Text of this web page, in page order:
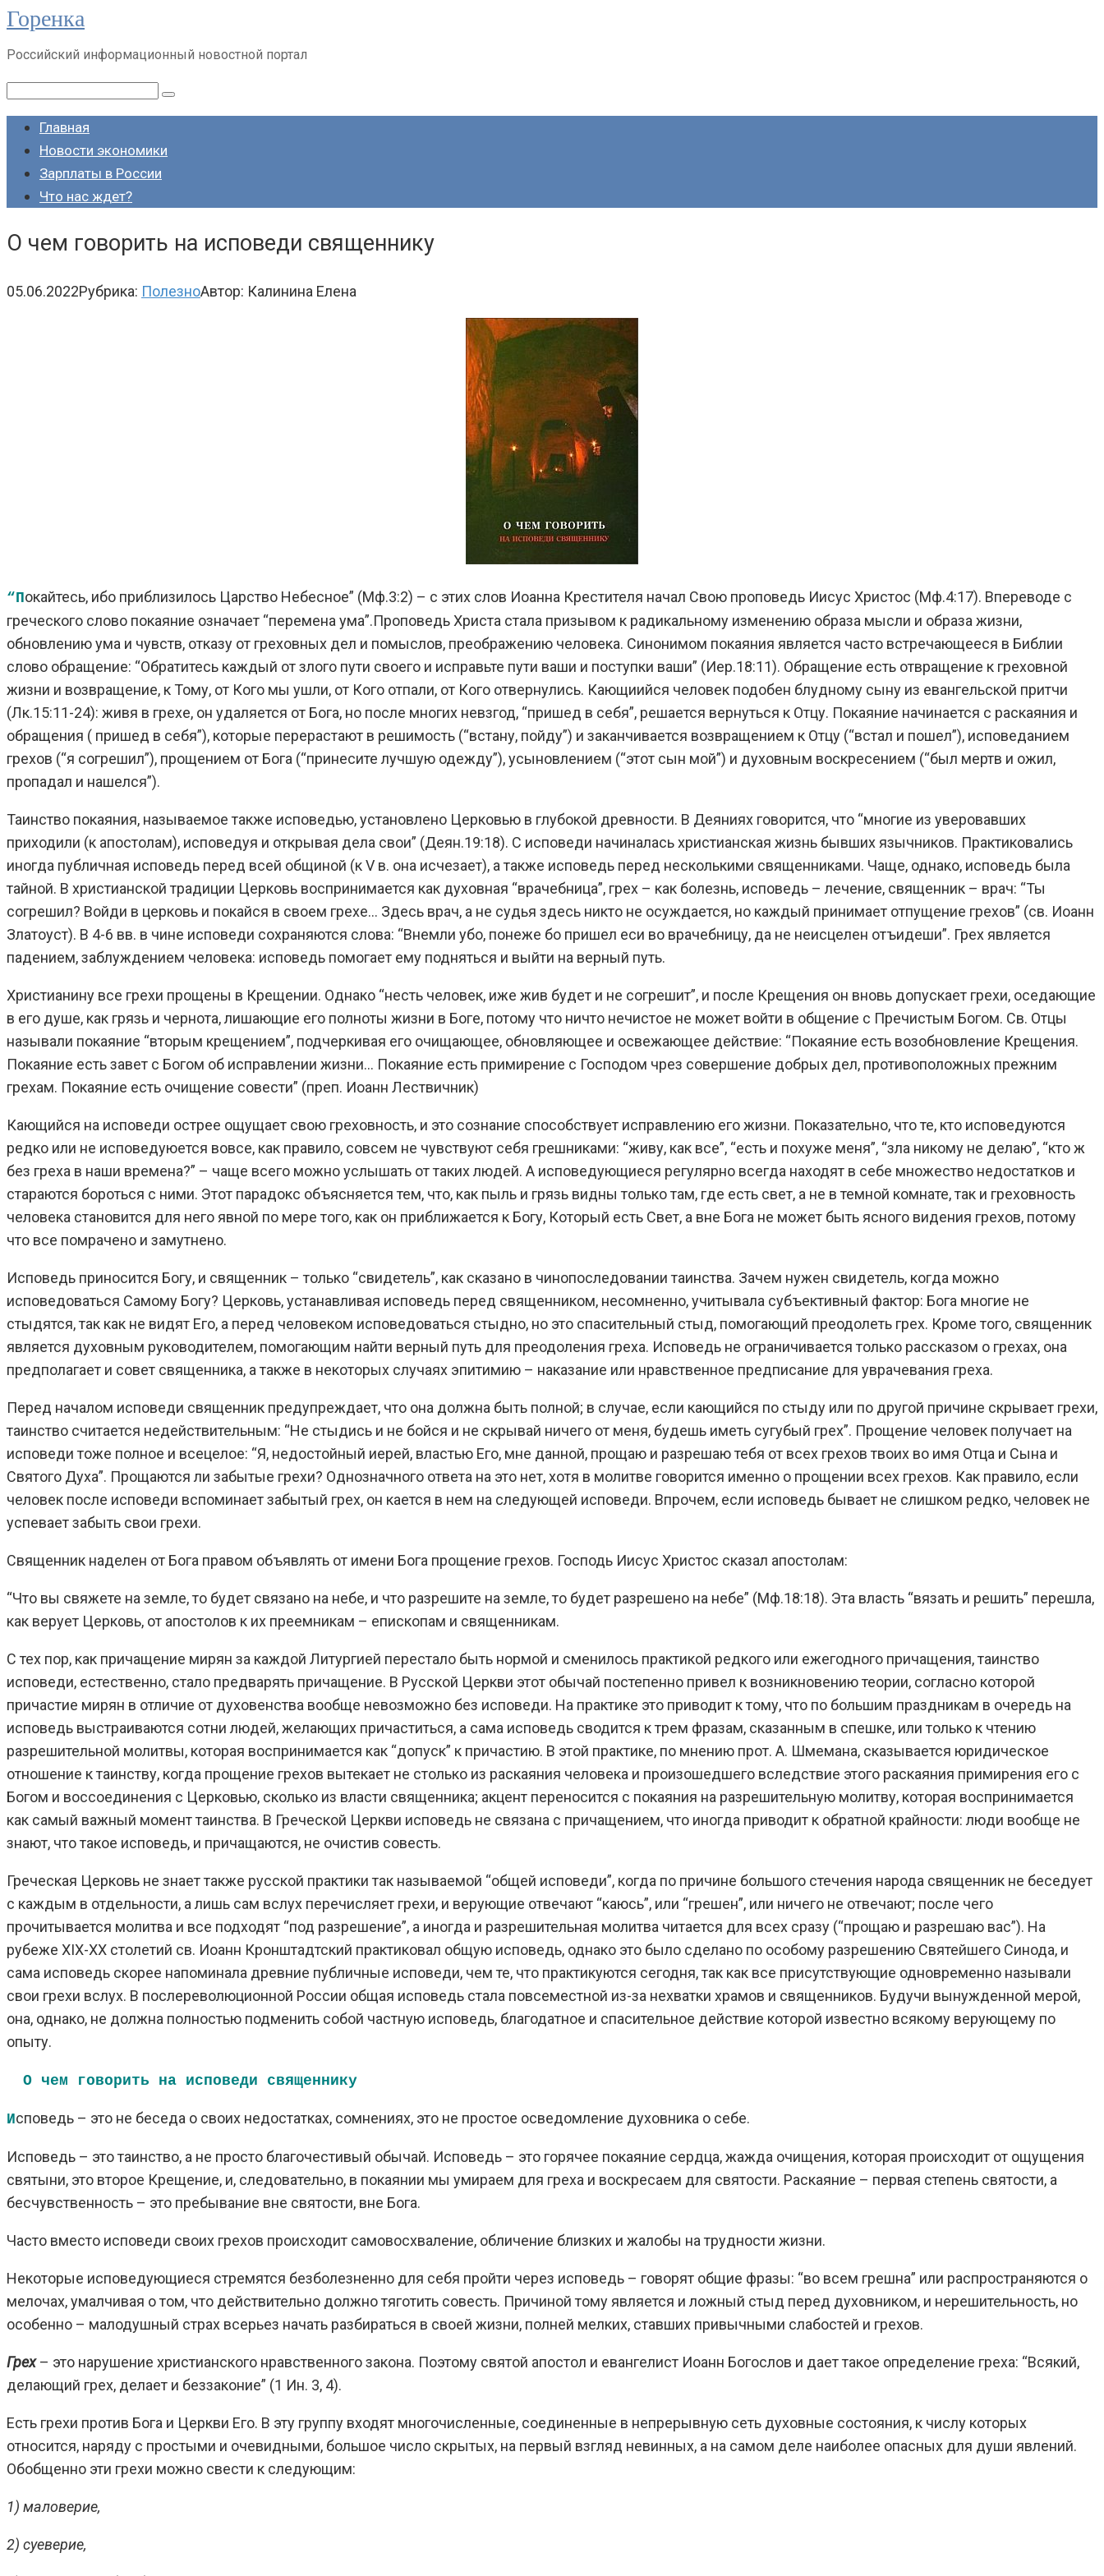
Перейти
контенту
Горенка
Российский информационный новостной портал
Поиск:
Главная
Новости экономики
Зарплаты в России
Что нас ждет?
О чем говорить на исповеди священнику
05.06.2022Рубрика: ПолезноАвтор: Калинина Елена
“Покайтесь, ибо приблизилось Царство Небесное” (Мф.3:2) – с этих слов Иоанна Крестителя начал Свою проповедь Иисус Христос (Мф.4:17). Впереводе с
греческого слово покаяние означает “перемена ума”.Проповедь Христа стала призывом к радикальному изменению образа мысли и образа жизни,
обновлению ума и чувств, отказу от греховных дел и помыслов, преображению человека. Синонимом покаяния является часто встречающееся в Библии
слово обращение: “Обратитесь каждый от злого пути своего и исправьте пути ваши и поступки ваши” (Иер.18:11). Обращение есть отвращение к греховной
жизни и возвращение, к Тому, от Кого мы ушли, от Кого отпали, от Кого отвернулись. Кающиийся человек подобен блудному сыну из евангельской притчи
(Лк.15:11-24): живя в грехе, он удаляется от Бога, но после многих невзгод, “пришед в себя”, решается вернуться к Отцу. Покаяние начинается с раскаяния и
обращения ( пришед в себя”), которые перерастают в решимость (“встану, пойду”) и заканчивается возвращением к Отцу (“встал и пошел”), исповеданием
грехов (“я согрешил”), прощением от Бога (“принесите лучшую одежду”), усыновлением (“этот сын мой”) и духовным воскресением (“был мертв и ожил,
пропадал и нашелся”).
Таинство покаяния, называемое также исповедью, установлено Церковью в глубокой древности. В Деяниях говорится, что “многие из уверовавших
приходили (к апостолам), исповедуя и открывая дела свои” (Деян.19:18). С исповеди начиналась христианская жизнь бывших язычников. Практиковались
иногда публичная исповедь перед всей общиной (к V в. она исчезает), а также исповедь перед несколькими священниками. Чаще, однако, исповедь была
тайной. В христианской традиции Церковь воспринимается как духовная “врачебница”, грех – как болезнь, исповедь – лечение, священник – врач: “Ты
согрешил? Войди в церковь и покайся в своем грехе… Здесь врач, а не судья здесь никто не осуждается, но каждый принимает отпущение грехов” (св. Иоанн
Златоуст). В 4-6 вв. в чине исповеди сохраняются слова: “Внемли убо, понеже бо пришел еси во врачебницу, да не неисцелен отъидеши”. Грех является
падением, заблуждением человека: исповедь помогает ему подняться и выйти на верный путь.
Христианину все грехи прощены в Крещении. Однако “несть человек, иже жив будет и не согрешит”, и после Крещения он вновь допускает грехи, оседающие
в его душе, как грязь и чернота, лишающие его полноты жизни в Боге, потому что ничто нечистое не может войти в общение с Пречистым Богом. Св. Отцы
называли покаяние “вторым крещением”, подчеркивая его очищающее, обновляющее и освежающее действие: “Покаяние есть возобновление Крещения.
Покаяние есть завет с Богом об исправлении жизни… Покаяние есть примирение с Господом чрез совершение добрых дел, противоположных прежним
грехам. Покаяние есть очищение совести” (преп. Иоанн Лествичник)
Кающийся на исповеди острее ощущает свою греховность, и это сознание способствует исправлению его жизни. Показательно, что те, кто исповедуются
редко или не исповедуюется вовсе, как правило, совсем не чувствуют себя грешниками: “живу, как все”, “есть и похуже меня”, “зла никому не делаю”, “кто ж
без греха в наши времена?” – чаще всего можно услышать от таких людей. А исповедующиеся регулярно всегда находят в себе множество недостатков и
стараются бороться с ними. Этот парадокс объясняется тем, что, как пыль и грязь видны только там, где есть свет, а не в темной комнате, так и греховность
человека становится для него явной по мере того, как он приближается к Богу, Который есть Свет, а вне Бога не может быть ясного видения грехов, потому
что все помрачено и замутнено.
Исповедь приносится Богу, и священник – только “свидетель”, как сказано в чинопоследовании таинства. Зачем нужен свидетель, когда можно
исповедоваться Самому Богу? Церковь, устанавливая исповедь перед священником, несомненно, учитывала субъективный фактор: Бога многие не
стыдятся, так как не видят Его, а перед человеком исповедоваться стыдно, но это спасительный стыд, помогающий преодолеть грех. Кроме того, священник
является духовным руководителем, помогающим найти верный путь для преодоления греха. Исповедь не ограничивается только рассказом о грехах, она
предполагает и совет священника, а также в некоторых случаях эпитимию – наказание или нравственное предписание для уврачевания греха.
Перед началом исповеди священник предупреждает, что она должна быть полной; в случае, если кающийся по стыду или по другой причине скрывает грехи,
таинство считается недействительным: “Не стыдись и не бойся и не скрывай ничего от меня, будешь иметь сугубый грех”. Прощение человек получает на
исповеди тоже полное и всецелое: “Я, недостойный иерей, властью Его, мне данной, прощаю и разрешаю тебя от всех грехов твоих во имя Отца и Сына и
Святого Духа”. Прощаются ли забытые грехи? Однозначного ответа на это нет, хотя в молитве говорится именно о прощении всех грехов. Как правило, если
человек после исповеди вспоминает забытый грех, он кается в нем на следующей исповеди. Впрочем, если исповедь бывает не слишком редко, человек не
успевает забыть свои грехи.
Священник наделен от Бога правом объявлять от имени Бога прощение грехов. Господь Иисус Христос сказал апостолам:
“Что вы свяжете на земле, то будет связано на небе, и что разрешите на земле, то будет разрешено на небе” (Мф.18:18). Эта власть “вязать и решить” перешла,
как верует Церковь, от апостолов к их преемникам – епископам и священникам.
С тех пор, как причащение мирян за каждой Литургией перестало быть нормой и сменилось практикой редкого или ежегодного причащения, таинство
исповеди, естественно, стало предварять причащение. В Русской Церкви этот обычай постепенно привел к возникновению теории, согласно которой
причастие мирян в отличие от духовенства вообще невозможно без исповеди. На практике это приводит к тому, что по большим праздникам в очередь на
исповедь выстраиваются сотни людей, желающих причаститься, а сама исповедь сводится к трем фразам, сказанным в спешке, или только к чтению
разрешительной молитвы, которая воспринимается как “допуск” к причастию. В этой практике, по мнению прот. А. Шмемана, сказывается юридическое
отношение к таинству, когда прощение грехов вытекает не столько из раскаяния человека и произошедшего вследствие этого раскаяния примирения его с
Богом и воссоединения с Церковью, сколько из власти священника; акцент переносится с покаяния на разрешительную молитву, которая воспринимается
как самый важный момент таинства. В Греческой Церкви исповедь не связана с причащением, что иногда приводит к обратной крайности: люди вообще не
знают, что такое исповедь, и причащаются, не очистив совесть.
Греческая Церковь не знает также русской практики так называемой “общей исповеди”, когда по причине большого стечения народа священник не беседует
с каждым в отдельности, а лишь сам вслух перечисляет грехи, и верующие отвечают “каюсь”, или “грешен”, или ничего не отвечают; после чего
прочитывается молитва и все подходят “под разрешение”, а иногда и разрешительная молитва читается для всех сразу (“прощаю и разрешаю вас”). На
рубеже XIX-XX столетий св. Иоанн Кронштадтский практиковал общую исповедь, однако это было сделано по особому разрешению Святейшего Синода, и
сама исповедь скорее напоминала древние публичные исповеди, чем те, что практикуются сегодня, так как все присутствующие одновременно называли
свои грехи вслух. В послереволюционной России общая исповедь стала повсеместной из-за нехватки храмов и священников. Будучи вынужденной мерой,
она, однако, не должна полностью подменить собой частную исповедь, благодатное и спасительное действие которой известно всякому верующему по
опыту.
О чем говорить на исповеди священнику
Исповедь – это не беседа о своих недостатках, сомнениях, это не простое осведомление духовника о себе.
Исповедь – это таинство, а не просто благочестивый обычай. Исповедь – это горячее покаяние сердца, жажда очищения, которая происходит от ощущения
святыни, это второе Крещение, и, следовательно, в покаянии мы умираем для греха и воскресаем для святости. Раскаяние – первая степень святости, а
бесчувственность – это пребывание вне святости, вне Бога.
Часто вместо исповеди своих грехов происходит самовосхваление, обличение близких и жалобы на трудности жизни.
Некоторые исповедующиеся стремятся безболезненно для себя пройти через исповедь – говорят общие фразы: “во всем грешна” или распространяются о
мелочах, умалчивая о том, что действительно должно тяготить совесть. Причиной тому является и ложный стыд перед духовником, и нерешительность, но
особенно – малодушный страх всерьез начать разбираться в своей жизни, полней мелких, ставших привычными слабостей и грехов.
Грех– это нарушение христианского нравственного закона. Поэтому святой апостол и евангелист Иоанн Богослов и дает такое определение греха: “Всякий,
делающий грех, делает и беззаконие” (1 Ин. 3, 4).
Есть грехи против Бога и Церкви Его. В эту группу входят многочисленные, соединенные в непрерывную сеть духовные состояния, к числу которых
относится, наряду с простыми и очевидными, большое число скрытых, на первый взгляд невинных, а на самом деле наиболее опасных для души явлений.
Обобщенно эти грехи можно свести к следующим:
1) маловерие,
2) суеверие,